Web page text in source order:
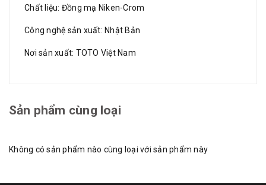
Chất liệu: Đồng mạ Niken-Crom
Công nghệ sản xuất: Nhật Bản
Nơi sản xuất: TOTO Việt Nam
Sản phẩm cùng loại
Không có sản phẩm nào cùng loại với sản phẩm này